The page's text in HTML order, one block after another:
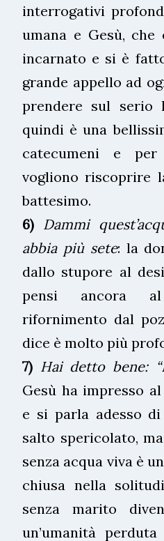
interrogativi
umana e Gesù,
incarnato e si è
grande appello ad
prendere sul serio
quindi è una
catecumeni e
vogliono riscoprire
battesimo.
6) Dammi
abbia più sete: la
dallo stupore al
pensi ancora
rifornimento dal
dice è molto più
7) Hai detto bene:
Gesù ha impresso
e si parla adesso di
salto spericolato,
senza acqua viva è
chiusa nella
senza marito
un’umanità